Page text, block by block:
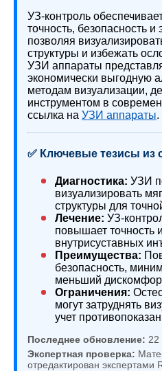
УЗ-контроль
точность, безопасность
позволяя
структуры и избежать
УЗИ аппараты
экономически выгодную
методам визуализации,
инструментом в
ссылка на УЗИ аппараты.
✅ Ключевые тезисы из
Диагностика: УЗИ
визуализировать
структуры для
Лечение: УЗ-
повышает точность
внутрисуставных
Преимущества:
безопасность,
меньший
Ограничения:
могут затруднять
учет
Последнее обновление: 22
Экспертная проверка:
отредактирован экспертами